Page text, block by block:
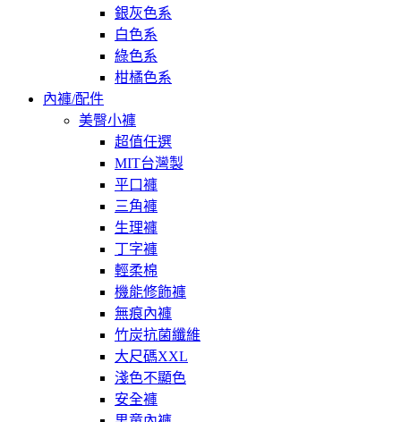
銀灰色系
白色系
綠色系
柑橘色系
內褲/配件
美臀小褲
超值任選
MIT台灣製
平口褲
三角褲
生理褲
丁字褲
輕柔棉
機能修飾褲
無痕內褲
竹炭抗菌纖維
大尺碼XXL
淺色不顯色
安全褲